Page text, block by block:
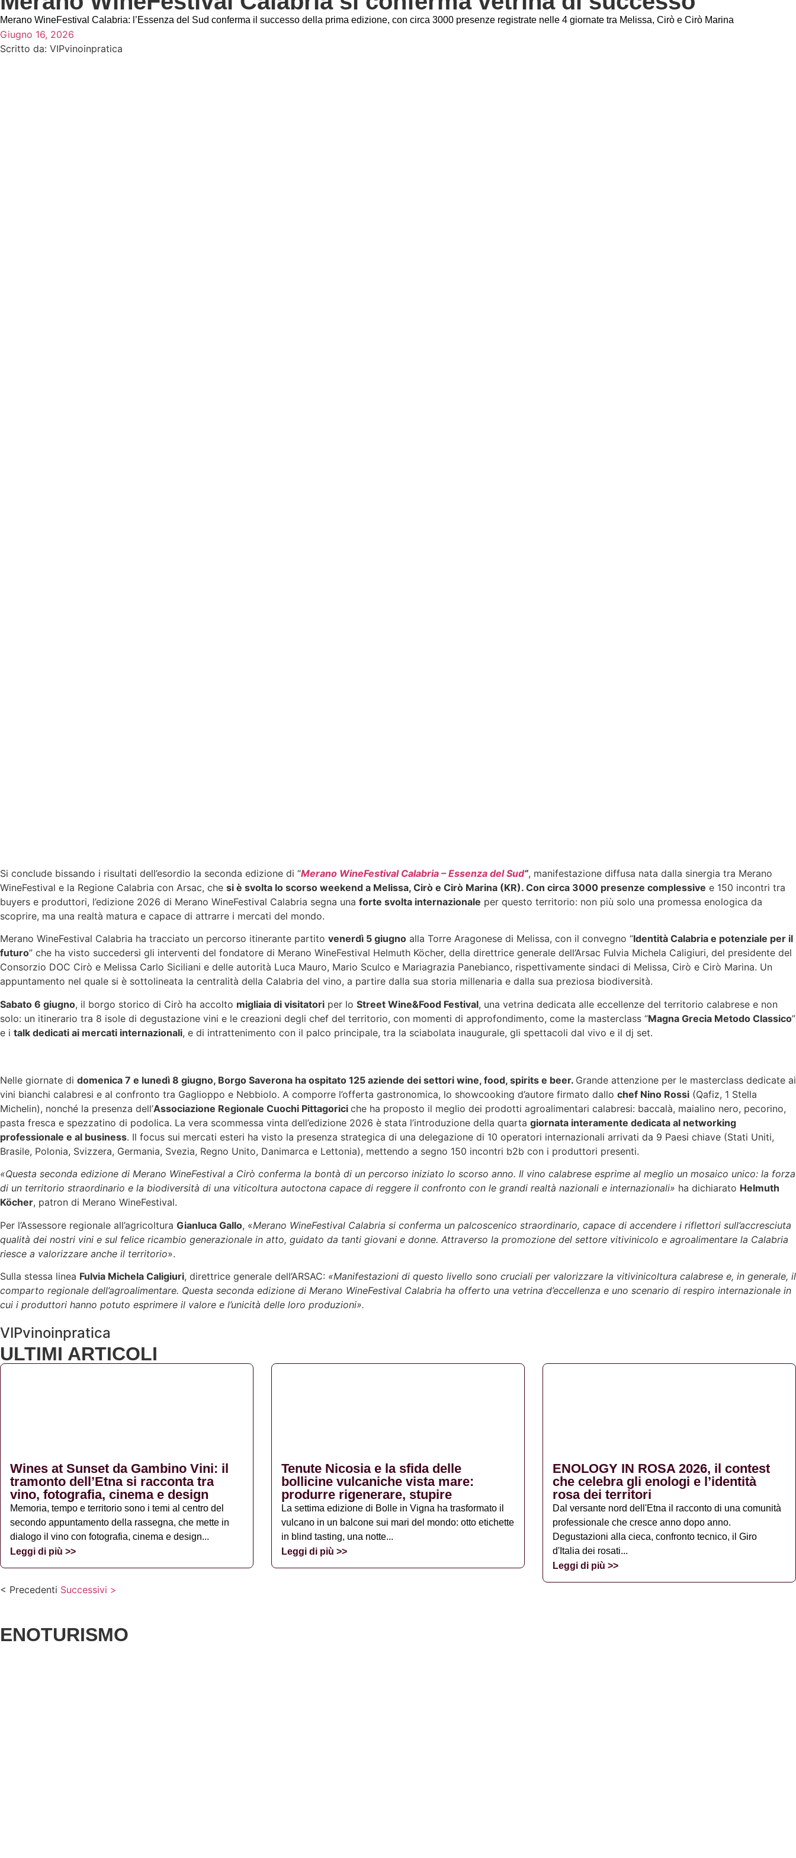
Merano WineFestival Calabria: l’Essenza del Sud conferma il successo della prima edizione, con circa 3000 presenze registrate nelle 4 giornate tra Melissa, Cirò e Cirò Marina
Giugno 16, 2026
Scritto da: VIPvinoinpratica
Si conclude bissando i risultati dell’esordio la seconda edizione di “Merano WineFestival Calabria – Essenza del Sud”, manifestazione diffusa nata dalla sinergia tra Merano
WineFestival e la Regione Calabria con Arsac, che si è svolta lo scorso weekend a Melissa, Cirò e Cirò Marina (KR). Con circa 3000 presenze complessive e 150 incontri tra
buyers e produttori, l’edizione 2026 di Merano WineFestival Calabria segna una forte svolta internazionale per questo territorio: non più solo una promessa enologica da
scoprire, ma una realtà matura e capace di attrarre i mercati del mondo.
Merano WineFestival Calabria ha tracciato un percorso itinerante partito venerdì 5 giugno alla Torre Aragonese di Melissa, con il convegno “Identità Calabria e potenziale per il
futuro” che ha visto succedersi gli interventi del fondatore di Merano WineFestival Helmuth Köcher, della direttrice generale dell’Arsac Fulvia Michela Caligiuri, del presidente del
Consorzio DOC Cirò e Melissa Carlo Siciliani e delle autorità Luca Mauro, Mario Sculco e Mariagrazia Panebianco, rispettivamente sindaci di Melissa, Cirò e Cirò Marina. Un
appuntamento nel quale si è sottolineata la centralità della Calabria del vino, a partire dalla sua storia millenaria e dalla sua preziosa biodiversità.
Sabato 6 giugno, il borgo storico di Cirò ha accolto migliaia di visitatori per lo Street Wine&Food Festival, una vetrina dedicata alle eccellenze del territorio calabrese e non
solo: un itinerario tra 8 isole di degustazione vini e le creazioni degli chef del territorio, con momenti di approfondimento, come la masterclass “Magna Grecia Metodo Classico”
e i talk dedicati ai mercati internazionali, e di intrattenimento con il palco principale, tra la sciabolata inaugurale, gli spettacoli dal vivo e il dj set.
Nelle giornate di domenica 7 e lunedì 8 giugno, Borgo Saverona ha ospitato 125 aziende dei settori wine, food, spirits e beer. Grande attenzione per le masterclass dedicate ai
vini bianchi calabresi e al confronto tra Gaglioppo e Nebbiolo. A comporre l’offerta gastronomica, lo showcooking d’autore firmato dallo chef Nino Rossi (Qafiz, 1 Stella
Michelin), nonché la presenza dell’Associazione Regionale Cuochi Pittagorici che ha proposto il meglio dei prodotti agroalimentari calabresi: baccalà, maialino nero, pecorino,
pasta fresca e spezzatino di podolica. La vera scommessa vinta dell’edizione 2026 è stata l’introduzione della quarta giornata interamente dedicata al networking
professionale e al business. Il focus sui mercati esteri ha visto la presenza strategica di una delegazione di 10 operatori internazionali arrivati da 9 Paesi chiave (Stati Uniti,
Brasile, Polonia, Svizzera, Germania, Svezia, Regno Unito, Danimarca e Lettonia), mettendo a segno 150 incontri b2b con i produttori presenti.
«Questa seconda edizione di Merano WineFestival a Cirò conferma la bontà di un percorso iniziato lo scorso anno. Il vino calabrese esprime al meglio un mosaico unico: la forza
di un territorio straordinario e la biodiversità di una viticoltura autoctona capace di reggere il confronto con le grandi realtà nazionali e internazionali» ha dichiarato Helmuth
Köcher, patron di Merano WineFestival.
Per l’Assessore regionale all’agricoltura Gianluca Gallo, «Merano WineFestival Calabria si conferma un palcoscenico straordinario, capace di accendere i riflettori sull’accresciuta
qualità dei nostri vini e sul felice ricambio generazionale in atto, guidato da tanti giovani e donne. Attraverso la promozione del settore vitivinicolo e agroalimentare la Calabria
riesce a valorizzare anche il territorio».
Sulla stessa linea Fulvia Michela Caligiuri, direttrice generale dell’ARSAC: «Manifestazioni di questo livello sono cruciali per valorizzare la vitivinicoltura calabrese e, in generale, il
comparto regionale dell’agroalimentare. Questa seconda edizione di Merano WineFestival Calabria ha offerto una vetrina d’eccellenza e uno scenario di respiro internazionale in
cui i produttori hanno potuto esprimere il valore e l’unicità delle loro produzioni».
VIPvinoinpratica
ULTIMI ARTICOLI
Wines at Sunset da Gambino Vini: il
tramonto dell’Etna si racconta tra
vino, fotografia, cinema e design
Memoria, tempo e territorio sono i temi al centro del
secondo appuntamento della rassegna, che mette in
dialogo il vino con fotografia, cinema e design...
Leggi di più >>
Tenute Nicosia e la sfida delle
bollicine vulcaniche vista mare:
produrre rigenerare, stupire
La settima edizione di Bolle in Vigna ha trasformato il
vulcano in un balcone sui mari del mondo: otto etichette
in blind tasting, una notte...
Leggi di più >>
ENOLOGY IN ROSA 2026, il contest
che celebra gli enologi e l’identità
rosa dei territori
Dal versante nord dell'Etna il racconto di una comunità
professionale che cresce anno dopo anno.
Degustazioni alla cieca, confronto tecnico, il Giro
d'Italia dei rosati...
Leggi di più >>
< Precedenti Successivi >
ENOTURISMO